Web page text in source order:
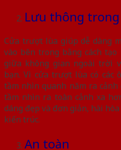
Lưu thông
Cửa trượt lùa giúp dễ dàng
vào bên trong bằng cách
giữa không gian ngoài trời
bạn. Vì cửa trượt lùa có các
tầm nhìn quanh năm ra
tầm nhìn ra toàn cảnh xa
dáng đẹp và đơn giản, hài
kiến ​​trúc.
An toàn